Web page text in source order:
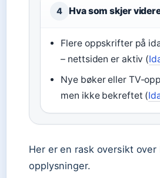
4 Hva som skjer
Flere oppskrifter på
– nettsiden er aktiv (
Nye bøker eller TV-
men ikke bekreftet (
Her er en rask oversikt
opplysninger.